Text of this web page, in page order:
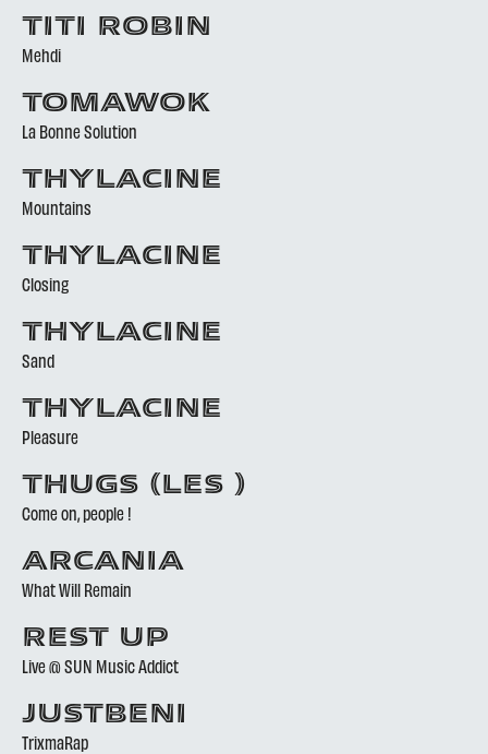
TITI ROBIN
Mehdi
TOMAWOK
La Bonne Solution
THYLACINE
Mountains
THYLACINE
Closing
THYLACINE
Sand
THYLACINE
Pleasure
THUGS (LES )
Come on, people !
ARCANIA
What Will Remain
REST UP
Live @ SUN Music Addict
JUSTBENI
TrixmaRap